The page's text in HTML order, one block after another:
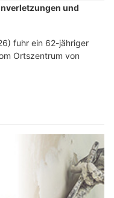
und
fuhr ein 62-jähriger
Ortszentrum von